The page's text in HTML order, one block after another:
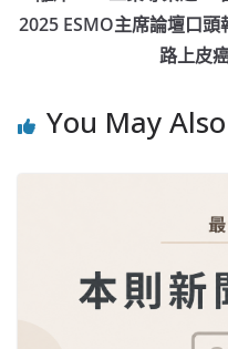
2025 ESMO主席論壇口
路上皮
You May